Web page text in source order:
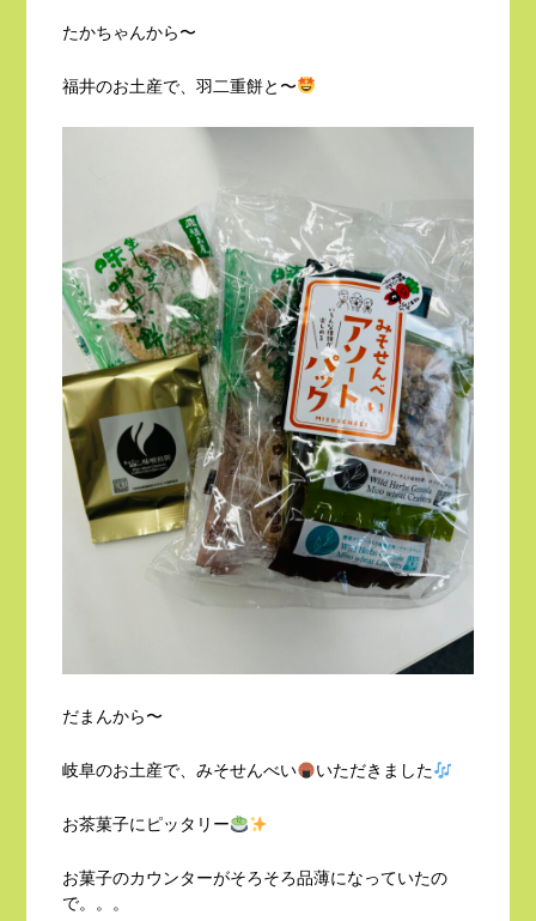
たかちゃんから〜
福井のお土産で、羽二重餅と〜
だまんから〜
岐阜のお土産で、みそせんべい いただきました
お茶菓子にピッタリー
お菓子のカウンターがそろそろ品薄になっていたの
で。。。